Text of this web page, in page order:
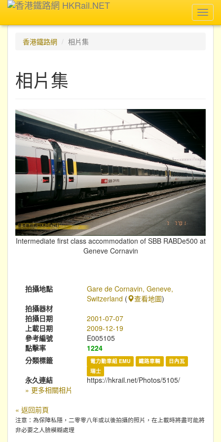
香港鐵路網
相片集
相片集
Intermediate first class accommodation of SBB RABDe500 at
Geneve Cornavin
拍攝地點
Gare de Cornavin, Geneve,
Switzerland ( 查看地圖)
拍攝器材
拍攝日期
2001-07-07
上載日期
2009-12-19
參考編號
E005105
點擊率
1224
分類標籤
電力動車組 EMU 鐵路車輛
日內瓦
瑞士
永久連結
https://hkrail.net/Photos/5105/
» 更多相關相片
« 返回前頁
注意：為保障私隱，二零零八年或以後拍攝的照片，在上載時將盡可能將
非必要之人臉模糊處理